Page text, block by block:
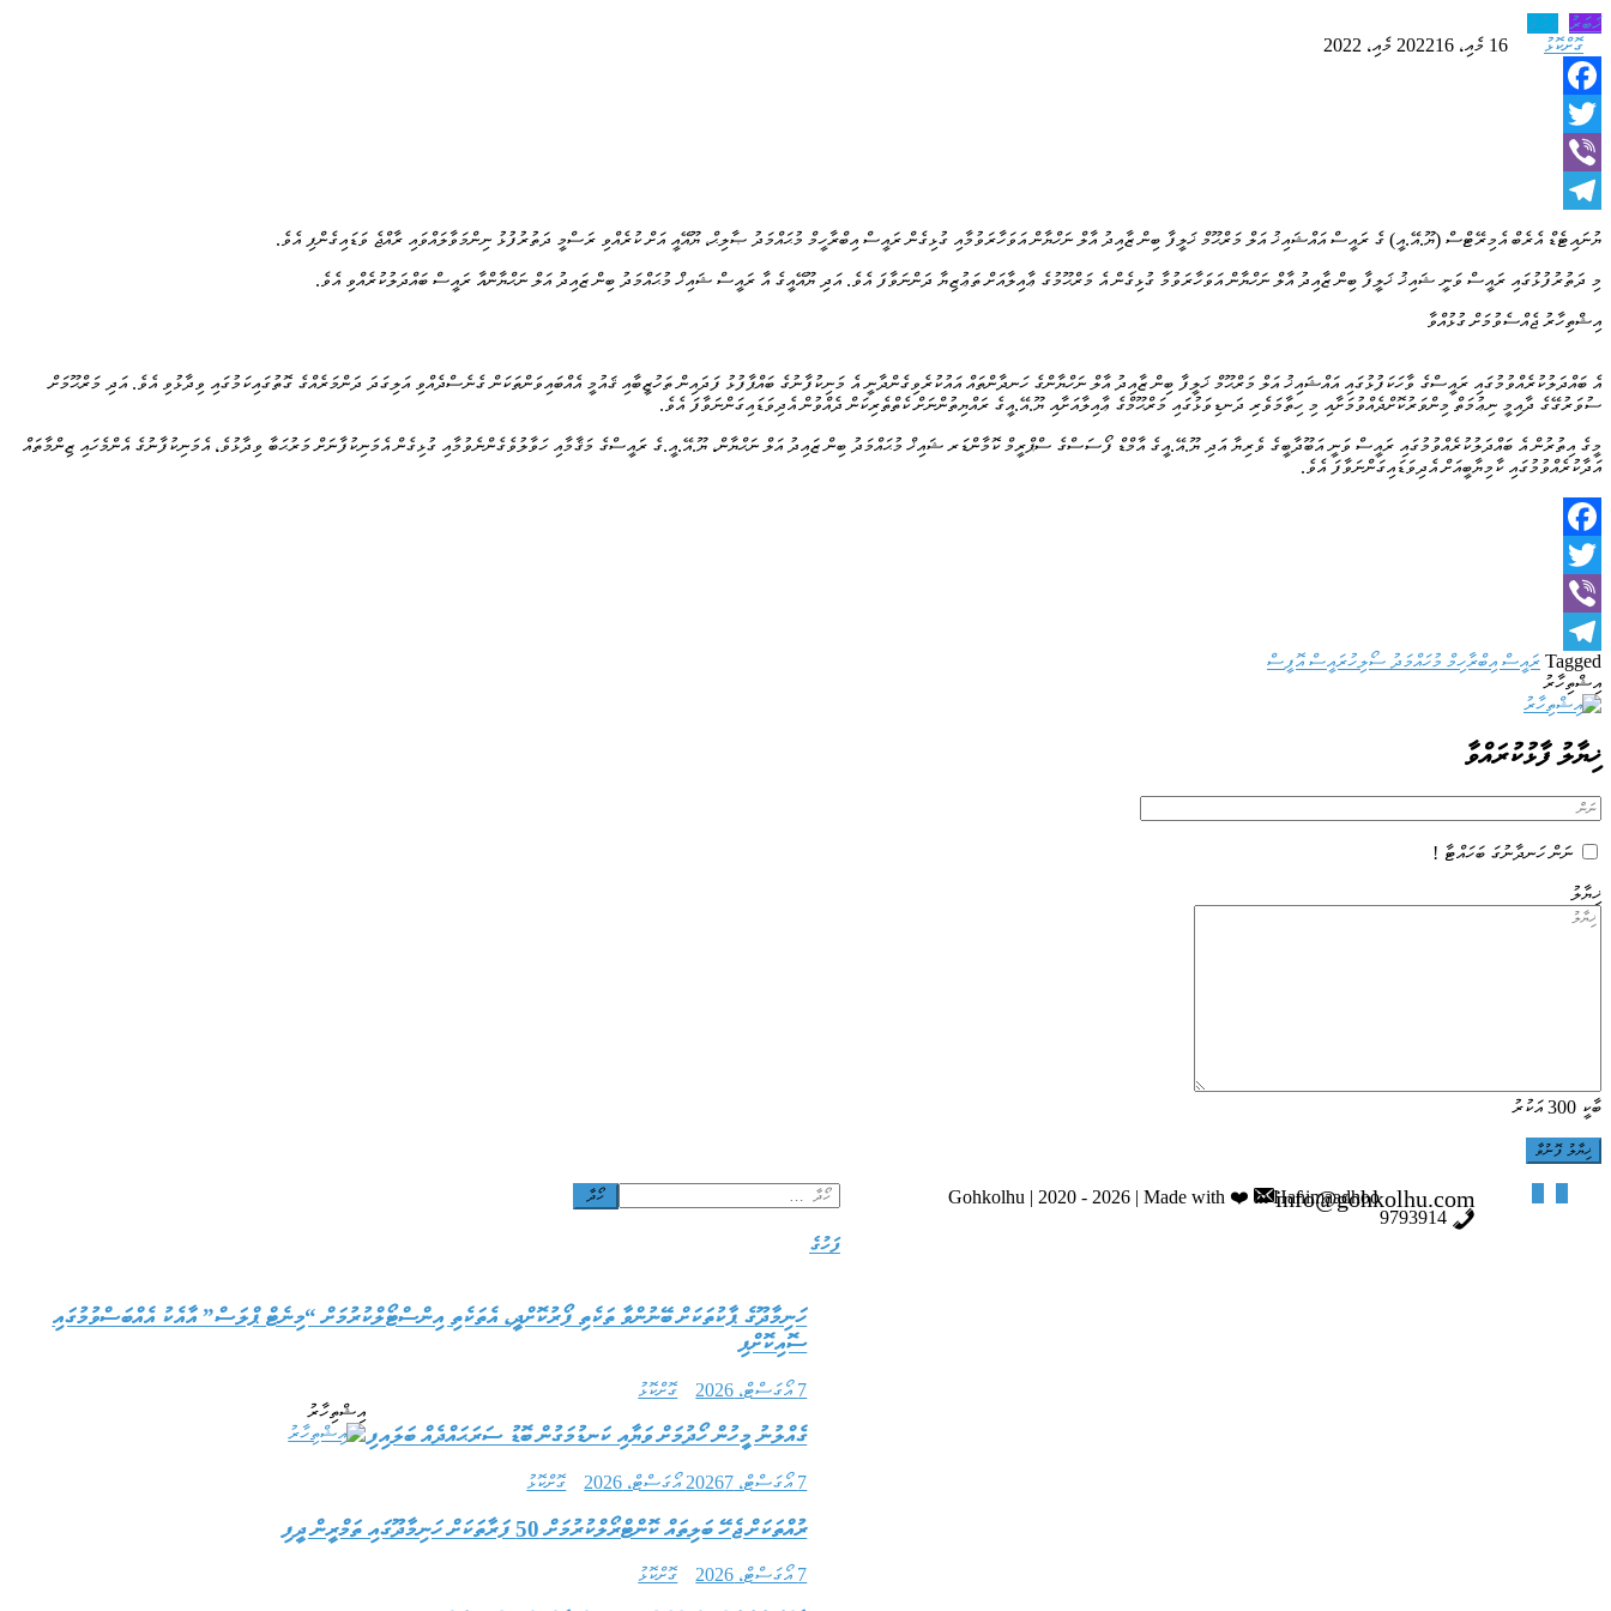
ޚަބަރު ފަހުގެ
ގޮށްކޮޅު
16 މެއި، 2022 16 މެއި، 2022
Facebook
Twitter
Viber
Telegram
ޔުނައިޓެޑް އެރެބް އެމިރޭޓްސް (ޔޫ.އޭ.އީ) ގެ ރައީސް އައްޝައިޚު އަލް މަރްޙޫމް ޚަލީފާ ބިން ޒާއިދު އާލް ނަހްޔާން އަވަހާރަވުމާއި ގުޅިގެން ރައީސް އިބްރާހީމް މުޙައްމަދު ޞާލިޙް، ޔޫއޭއީ އަށް ކުރެއްވި ރަސްމީ ދަތުރުފުޅު ނިންމަވާލައްވައި ރާއްޖެ ވަޑައިގެންފި އެވެ.
މި ދަތުރުފުޅުގައި ރައީސް ވަނީ ޝައިޚު ޚަލީފާ ބިން ޒާއިދު އާލް ނަހްޔާން އަވަހާރަވުމާ ގުޅިގެން އެ މަރްޙޫމުގެ ޢާއިލާއަށް ތަޢުޒިޔާ ދަންނަވާފަ އެވެ. އަދި ޔޫއޭއީގެ އާ ރައީސް ޝައިޚް މުޙައްމަދު ބިން ޒައިދު އަލް ނަޙްޔާންއާ ރައީސް ބައްދަލުކުރެއްވި އެވެ.
އިޝްތިހާރު ޖެއްސެވުމަށް ގުޅުއްވާ
އެ ބައްދަލުކުރެއްވުމުގައި ރައީސްގެ ވާހަކަފުޅުގައި އައްޝައިޚު އަލް މަރްޙޫމް ޚަލީފާ ބިން ޒާއިދު އާލް ނަހްޔާންގެ ހަނދާންތައް އައުކުރެވިގެންދާނީ އެ މަނިކުފާނުގެ ބައްޕާފުޅު ފަދައިން ތަހުޒީބާއި ޤައުމީ އެއްބައިވަންތަކަން ގެނެސްދެއްވި އަލިގަދަ ދަންމަރެއްގެ ގޮތުގައިކަމުގައި ވިދާޅުވި އެވެ. އަދި މަރްޙޫމަށް
ސުވަރުގޭގެ ދާއިމީ ނިޢުމަތް މިންވަރުކޮށްދެއްވުމަށާއި މި ހިތާމަވެރި ދަނޑިވަޅުގައި މަރްޙޫމްގެ ޢާއިލާއަށާއި ޔޫ.އޭ.އީގެ ރައްޔިތުންނަށް ކެތްތެރިކަން ދެއްވުން އެދިވަޑައިގަންނަވާފަ އެވެ.
މީގެ އިތުރުން އެ ބައްދަލުކުރެއްވުމުގައި ރައީސް ވަނީ އަބޫދާބީގެ ވެރިޔާ އަދި ޔޫ.އޭ.އީގެ އާމްޑް ފޯސަސްގެ ސްޕްރީމް ކޮމާންޑަރ ޝައިޚް މުޙައްމަދު ބިން ޒައިދު އަލް ނަޙްޔާން، ޔޫ.އޭ.އީ.ގެ ރައީސްގެ މަޤާމާއި ހަވާލުވެގެންނެވުމާއި ގުޅިގެން އެމަނިކުފާނަށް މަރުޙަބާ ވިދާޅުވެ، އެމަނިކުފާނުގެ އެންމެހައި ޒިންމާތައް
އަދާކުރެއްވުމުގައި ކާމިޔާބީއަށް އެދިވަޑައިގަންނަވާފަ އެވެ.
Facebook
Twitter
Viber
Telegram
Tagged ރައީސް އިބްރާހިމް މުހައްމަދު ސޯލިހުރައީސް އޮފީސް
އިޝްތިހާރު
ޚިޔާލު ފާޅުކުރައްވާ
ނަން ހަނދާނުގަ ބަހައްޓާ !
ޚިޔާލު
ބާކީ 300އަކުރު
Search
for:
ފަހުގެ
ހަނިމާދޫގެ ޕާކުތަކަށް ބޭނުންވާ ތަކެތި ފޯރުކޮށްދީ، އެތަކެތި އިންސްޓޯލްކުރުމަށް “މިނެޓް ޕްލަސް” އާއެކު އެއްބަސްވުމުގައި
ސޮއިކޮށްފި
7 އޯގަސްޓް، 2026 ގޮށްކޮޅު
ގެއްލުނު މީހުން ހޯދުމަށް ވަޔާއި ކަނޑުމަގުން ބޮޑު ސަރަޙައްދެއް ބަލައިފި
7 އޯގަސްޓް، 2026 7 އޯގަސްޓް، 2026 ގޮށްކޮޅު
ރުއްތަކަށް ޖެހޭ ބަލިތައް ކޮންޓްރޯލްކުރުމަށް 50 ފަރާތަކަށް ހަނިމާދޫގައި ތަމްރީން ދީފި
7 އޯގަސްޓް، 2026 ގޮށްކޮޅު
އިޝްތިހާރު
info@gohkolhu.com
Gohkolhu | 2020 - 2026 | Made with ❤️ in Hanimaadhoo